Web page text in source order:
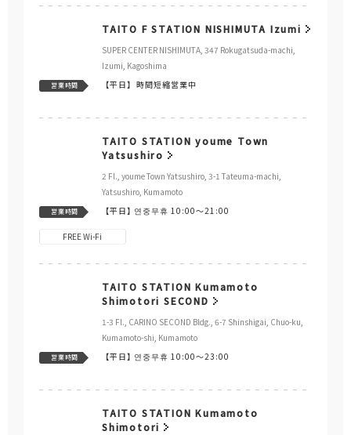
TAITO F STATION NISHIMUTA Izumi
SUPER CENTER NISHIMUTA, 347 Rokugatsuda-machi,
Izumi, Kagoshima
営業時間 【平日】 時間短縮営業中
TAITO STATION youme Town
Yatsushiro
2 Fl., youme Town Yatsushiro, 3-1 Tateuma-machi,
Yatsushiro, Kumamoto
営業時間 【平日】 연중무휴 10:00～21:00
FREE Wi-Fi
TAITO STATION Kumamoto
Shimotori SECOND
1-3 Fl., CARINO SECOND Bldg., 6-7 Shinshigai, Chuo-ku,
Kumamoto-shi, Kumamoto
営業時間 【平日】 연중무휴 10:00～23:00
TAITO STATION Kumamoto
Shimotori